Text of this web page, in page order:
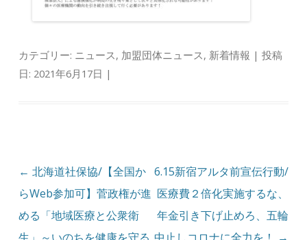
カテゴリー: ニュース , 加盟団体ニュース , 新着情報 | 投稿
日: 2021年6月17日 |
投稿ナビゲーション
← 北海道社保協/【全国か
らWeb参加可】菅政権が進
める「地域医療と公衆衛
6.15新宿アルタ前宣伝行動/
医療費２倍化実施するな、
年金引き下げ止めろ、五輪